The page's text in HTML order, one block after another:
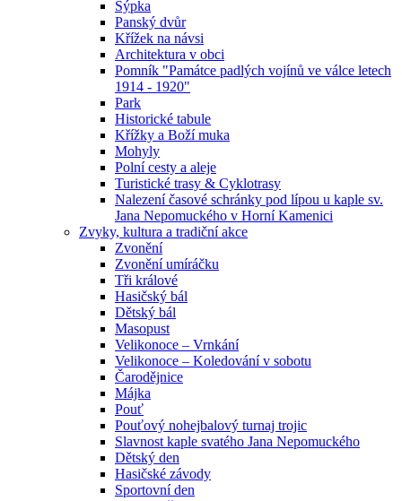
Sýpka
Panský dvůr
Křížek na návsi
Architektura v obci
Pomník "Památce padlých vojínů ve válce letech
1914 - 1920"
Park
Historické tabule
Křížky a Boží muka
Mohyly
Polní cesty a aleje
Turistické trasy & Cyklotrasy
Nalezení časové schránky pod lípou u kaple sv.
Jana Nepomuckého v Horní Kamenici
Zvyky, kultura a tradiční akce
Zvonění
Zvonění umíráčku
Tři králové
Hasičský bál
Dětský bál
Masopust
Velikonoce – Vrnkání
Velikonoce – Koledování v sobotu
Čarodějnice
Májka
Pouť
Pouťový nohejbalový turnaj trojic
Slavnost kaple svatého Jana Nepomuckého
Dětský den
Hasičské závody
Sportovní den